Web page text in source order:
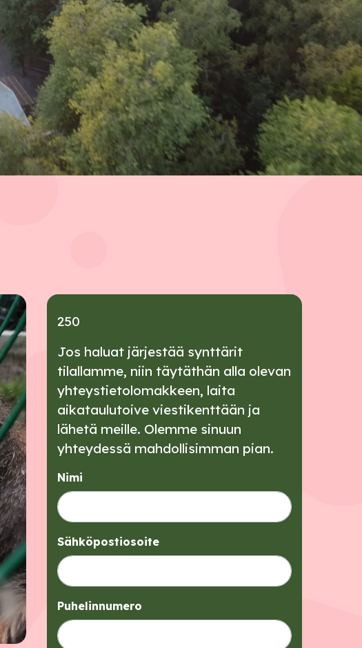
250
Jos haluat järjestää synttärit
tilallamme, niin täytäthän alla olevan
yhteystietolomakkeen, laita
aikataulutoive viestikenttään ja
lähetä meille. Olemme sinuun
yhteydessä mahdollisimman pian.
Nimi
Sähköpostiosoite
Puhelinnumero